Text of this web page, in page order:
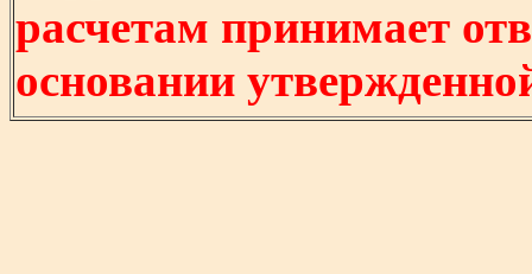
расчетам принимает
основании